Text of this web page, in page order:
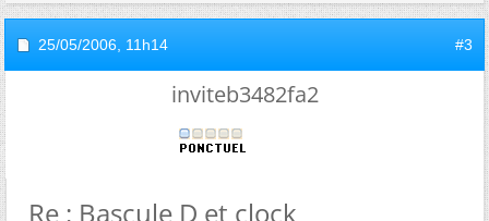
25/05/2006, 11h14 #3
inviteb3482fa2
Re : Bascule D et clock